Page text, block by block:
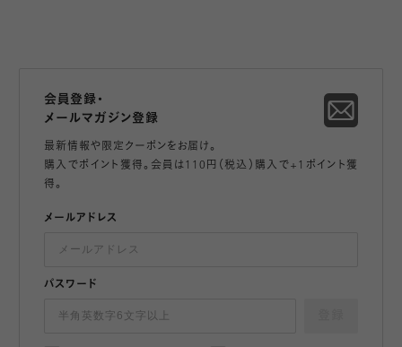
会員登録・
メールマガジン登録
最新情報や限定クーポンをお届け。
購入でポイント獲得。会員は110円（税込）購入で+1ポイント獲
得。
メールアドレス
パスワード